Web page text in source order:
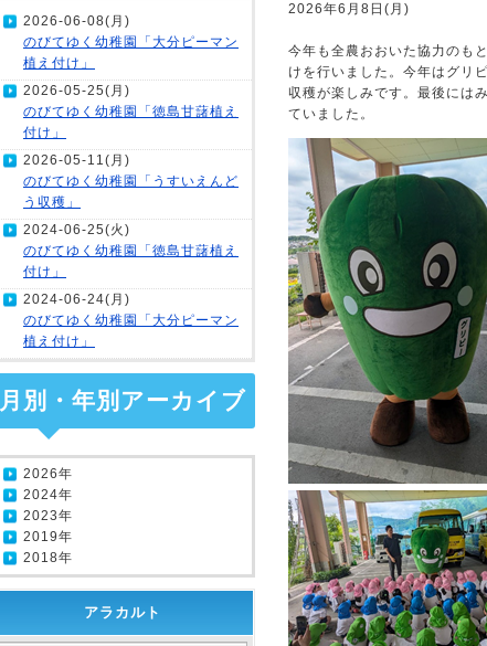
2026年6月8日(月)
今年も全農おおいた協力のも
けを行いました。今年はグリ
収穫が楽しみです。最後には
ていました。
2026-06-08(月)
のびてゆく幼稚園「大分ピーマン
植え付け」
2026-05-25(月)
のびてゆく幼稚園「徳島甘藷植え
付け」
2026-05-11(月)
のびてゆく幼稚園「うすいえんど
う収穫」
2024-06-25(火)
のびてゆく幼稚園「徳島甘藷植え
付け」
2024-06-24(月)
のびてゆく幼稚園「大分ピーマン
植え付け」
月別・年別アーカイブ
2026年
2024年
2023年
2019年
2018年
アラカルト